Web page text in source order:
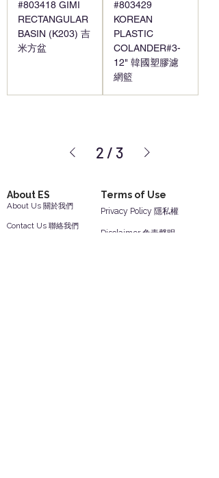
#803418 GIMI
RECTANGULAR
BASIN (K203) 吉
米方盆
#803429
KOREAN
PLASTIC
COLANDER#3-
12" 韓國塑膠濾
網籃
2 / 3
About ES Terms of Use
Contact Us 聯絡我們
About Us 關於我們
Disclaimer 免責聲明
Privacy Policy 隱私權